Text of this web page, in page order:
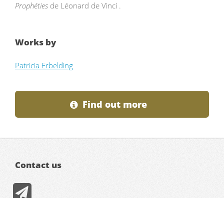
Prophéties de Léonard de Vinci .
Works by
Patricia Erbelding
Find out more
Contact us